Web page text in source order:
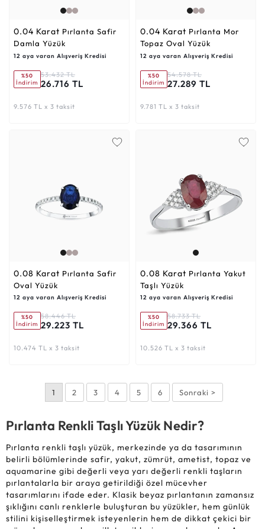
0.04 Karat
Damla Yüzük
12 aya varan Alışveriş Kredisi
%50
İndirim
53.432 TL
26.716 TL
9.576 TL x 3 taksit
0.04 Karat
Topaz Oval Yüzük
12 aya varan Alışveriş Kredisi
%50
İndirim
54.578 TL
27.289 TL
9.781 TL x 3 taksit
0.08 Karat
Oval Yüzük
12 aya varan Alışveriş Kredisi
%50
İndirim
58.446 TL
29.223 TL
10.474 TL x 3 taksit
0.08 Karat
Taşlı Yüzük
12 aya varan Alışveriş Kredisi
%50
İndirim
58.733 TL
29.366 TL
10.526 TL x 3 taksit
1 2 3 4 5 6 Sonraki >
Pırlanta Renkli Taşlı Yüzük Nedir?
Pırlanta renkli taşlı yüzük, merkezinde ya da tasarımının
belirli bölümlerinde safir, yakut, zümrüt, ametist, topaz ve
aquamarine gibi değerli veya yarı değerli renkli taşların
pırlantalarla bir araya getirildiği özel mücevher
tasarımlarını ifade eder. Klasik beyaz pırlantanın zamansız
şıklığını canlı renklerle buluşturan bu yüzükler, hem günlük
stilini kişiselleştirmek isteyenlerin hem de dikkat çekici bir